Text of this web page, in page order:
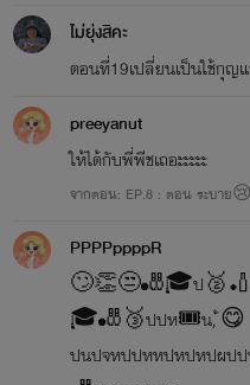
ไม่ยุ่งสิคะ
ตอนที่19เปลี่ยนเป็นใช้กุญแ
preeyanut
ให้ได้กับพี่พีชเถอะะะะะ
จากตอน: EP.8 : ตอน ระบาย😢
PPPPppppR
🙄👏😒🎳🎓ป
🎓🎳🥉ปปห🎟️น, ้😋
ปนปจหปปหหปหปหปผป